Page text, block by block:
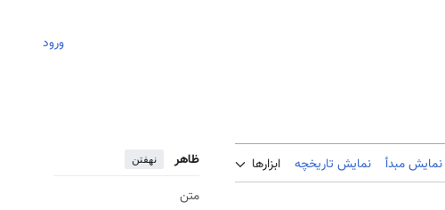
ورود
نمایش مبدأ نمایش تاریخچه ابزارها ظاهر نهفتن
متن